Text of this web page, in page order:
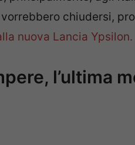
chiudersi,
nuova Lancia Ypsilon.
l’ultima